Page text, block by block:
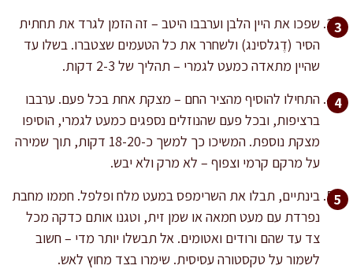
שפכו את היין הלבן וערבבו היטב – זה הזמן לגרד את תחתית
הסיר (דֶגלסינג) ולשחרר את כל הטעמים שצטברו. בשלו עד
שהיין מתאדה כמעט לגמרי – תהליך של 2-3 דקות.
התחילו להוסיף מהציר החם – מצקת אחת בכל פעם. ערבבו
ברציפות, ובכל פעם שהנוזלים נספגים כמעט לגמרי, הוסיפו
מצקת נוספת. המשיכו כך למשך כ-18-20 דקות, תוך שמירה
על מרקם קרמי וצפוף – לא מרק ולא יבש.
בינתיים, תבלו את השרימפס במעט מלח ופלפל. חממו מחבת
נפרדת עם מעט חמאה או שמן זית, וטגנו אותם כדקה מכל
צד עד שהם ורודים ואטומים. אל תבשלו יותר מדי – חשוב
לשמור על טקסטורה עסיסית. שימרו בצד מחוץ לאש.